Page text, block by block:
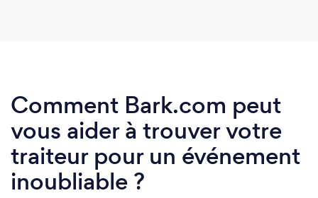
Comment Bark.com peut
vous aider à trouver votre
traiteur pour un événement
inoubliable ?